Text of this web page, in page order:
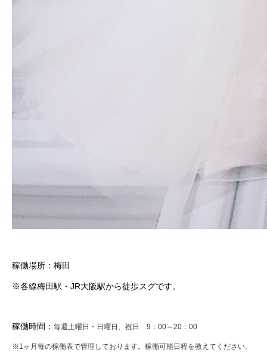
稼働場所：梅田
※各線梅田駅・JR大阪駅から徒歩スグです。
稼働時間： 毎週土曜日・日曜日、祝日 9：00～20：00
※1ヶ月毎の稼働表で管理しております。稼働可能日程を教えてください。